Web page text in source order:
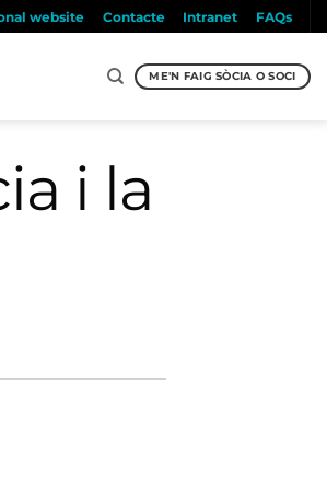
website Contacte Intranet FAQs
ME'N FAIG SÒCIA O SOCI
i la